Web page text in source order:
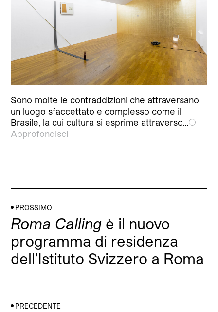
Sono molte le contraddizioni che attraversano
un luogo sfaccettato e complesso come il
Brasile, la cui cultura si esprime attraverso…
Approfondisci
PROSSIMO
Roma Calling è il nuovo
programma di residenza
dell’Istituto Svizzero a Roma
PRECEDENTE